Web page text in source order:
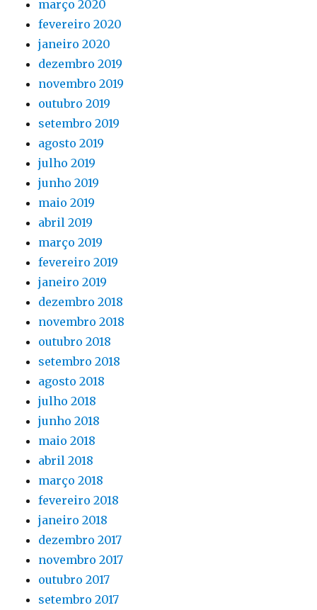
março 2020
fevereiro 2020
janeiro 2020
dezembro 2019
novembro 2019
outubro 2019
setembro 2019
agosto 2019
julho 2019
junho 2019
maio 2019
abril 2019
março 2019
fevereiro 2019
janeiro 2019
dezembro 2018
novembro 2018
outubro 2018
setembro 2018
agosto 2018
julho 2018
junho 2018
maio 2018
abril 2018
março 2018
fevereiro 2018
janeiro 2018
dezembro 2017
novembro 2017
outubro 2017
setembro 2017